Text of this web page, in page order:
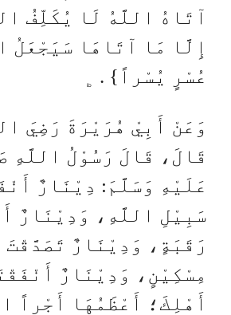
آتَاهُ اللَّهُ لَا يُكَلِّفُ
إِلَّا مَا آتَاهَا سَيَجْعَلُ
عُسْرٍ يُسْراً} . ﯁
وَعَنْ أَبِيْ هُرَيْرَةَ رَضِيَ
قَالَ، قَالَ رَسُوْلُ اللَّهِ
عَلَيْهِ وَسَلَّمَ: دِيْنَارٌ
سَبِيْلِ اللَّهِ، وَدِيْنَارٌ
رَقَبَةٍ، وَدِيْنَارٌ تَصَدَّقْتَ
مِسْكِيْنٍ، وَدِيْنَارٌ
أَهْلِكَ؛ أَعْظَمُهَا أَجْراً